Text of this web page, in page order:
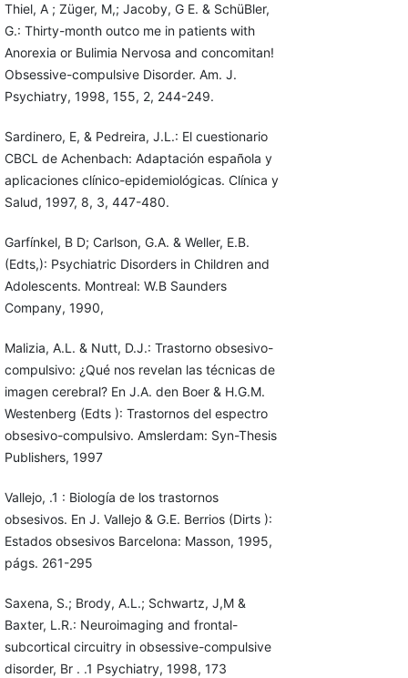
Thiel, A ; Züger, M,; Jacoby, G E. & SchüBler,
G.: Thirty-month outco me in patients with
Anorexia or Bulimia Nervosa and concomitan!
Obsessive-compulsive Disorder. Am. J.
Psychiatry, 1998, 155, 2, 244-249.
Sardinero, E, & Pedreira, J.L.: El cuestionario
CBCL de Achenbach: Adaptación española y
aplicaciones clínico-epidemiológicas. Clínica y
Salud, 1997, 8, 3, 447-480.
Garfínkel, B D; Carlson, G.A. & Weller, E.B.
(Edts,): Psychiatric Disor­ders in Children and
Adolescents. Montreal: W.B Saunders
Company, 1990,
Malizia, A.L. & Nutt, D.J.: Trastorno obsesivo-
compulsivo: ¿Qué nos revelan las técnicas de
imagen cerebral? En J.A. den Boer & H.G.M.
Westenberg (Edts ): Trastornos del espectro
obsesivo-compulsivo. Ams­lerdam: Syn-Thesis
Publishers, 1997
Vallejo, .1 : Biología de los trastornos
obsesivos. En J. Vallejo & G.E. Berrios (Dirts ):
Estados obsesivos Barcelona: Masson, 1995,
págs. 261-295
Saxena, S.; Brody, A.L.; Schwartz, J,M &
Baxter, L.R.: Neuroimaging and frontal-
subcortical circuitry in obsessive-compulsive
disorder, Br . .1 Psychiatry, 1998, 173